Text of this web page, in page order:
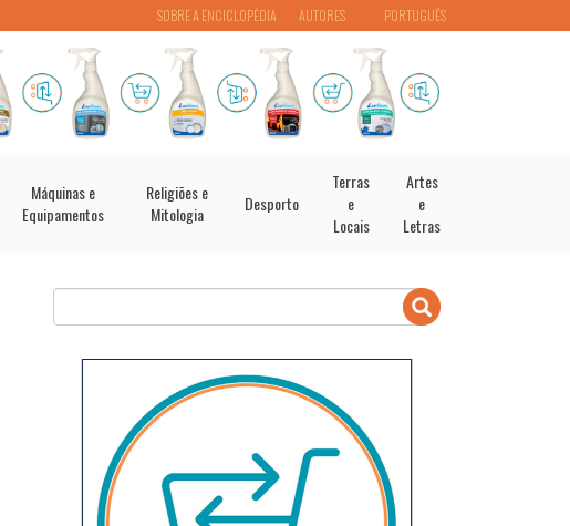
PORTUGUÊS
SOBRE A ENCICLOPÉDIA AUTORES
Máquinas e
Equipamentos
Religiões e
Mitologia
Desporto
Terras
e
Locais
Artes
e
Letras